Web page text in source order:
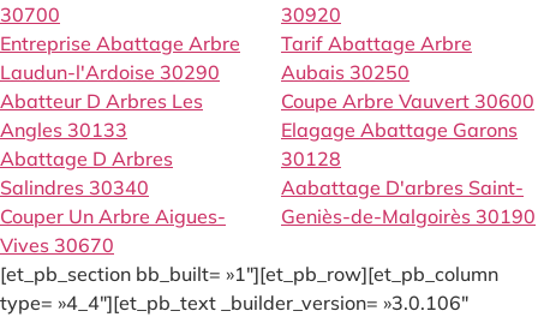
30700
Entreprise Abattage Arbre
Laudun-l'Ardoise 30290
Abatteur D Arbres Les
Angles 30133
Abattage D Arbres
Salindres 30340
Couper Un Arbre Aigues-
Vives 30670
30920
Tarif Abattage Arbre
Aubais 30250
Coupe Arbre Vauvert 30600
Elagage Abattage Garons
30128
Aabattage D'arbres Saint-
Geniès-de-Malgoirès 30190
[et_pb_section bb_built= »1″][et_pb_row][et_pb_column
type= »4_4″][et_pb_text _builder_version= »3.0.106″